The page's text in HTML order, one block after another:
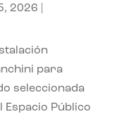
2026
para
seleccionada
Espacio Público